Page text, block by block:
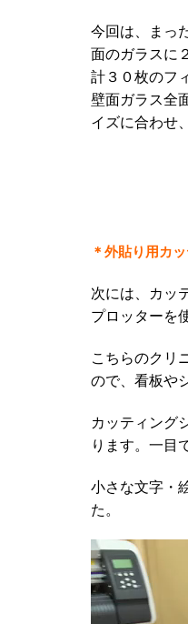
今回は、まっ
面のガラスに
計３０枚のフ
壁面ガラス全
イズに合わせ
＊外貼り用カ
次には、カッ
プロッターを
こちらのクリ
ので、看板や
カッティング
ります。一目
小さな文字・
た。
動
画
プ
レ
ー
ヤ